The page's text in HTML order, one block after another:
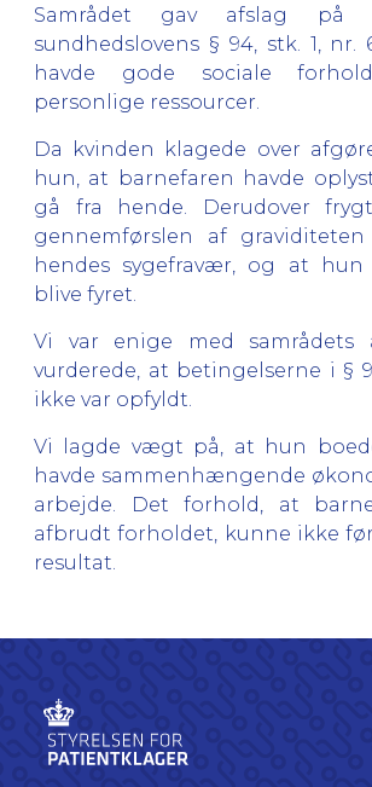
Samrådet gav afslag på
sundhedslovens § 94, stk. 1, nr.
havde gode sociale
personlige ressourcer.
Da kvinden klagede over
hun, at barnefaren havde
gå fra hende. Derudover
gennemførslen af
hendes sygefravær, og at hun
blive fyret.
Vi var enige med samrådets
vurderede, at betingelserne i §
ikke var opfyldt.
Vi lagde vægt på, at hun
havde sammenhængende
arbejde. Det forhold, at
afbrudt forholdet, kunne ikke
resultat.